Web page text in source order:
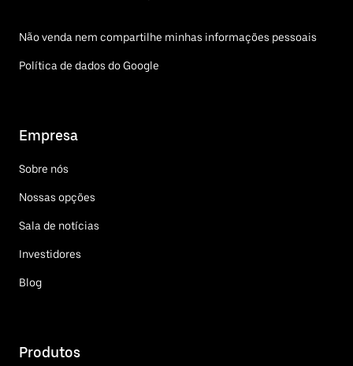
Não venda nem compartilhe minhas informações pessoais
Política de dados do Google
Empresa
Sobre nós
Nossas opções
Sala de notícias
Investidores
Blog
Produtos